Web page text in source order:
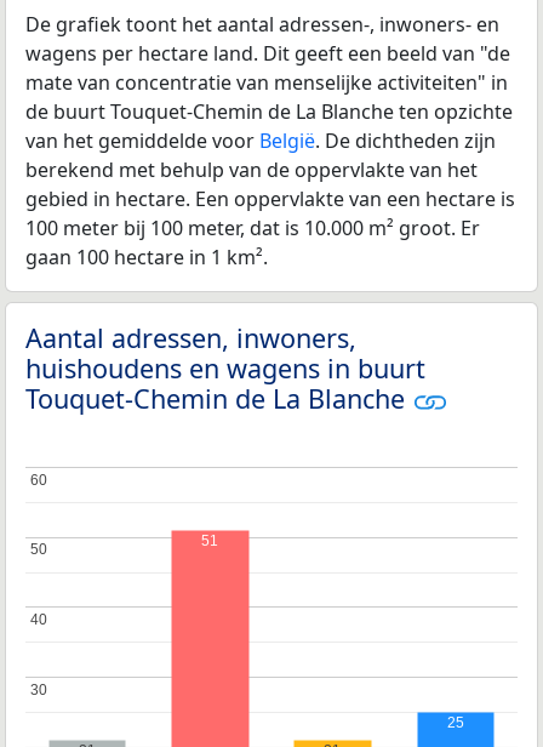
De grafiek toont het aantal adressen-, inwoners- en
wagens per hectare land. Dit geeft een beeld van "de
mate van concentratie van menselijke activiteiten" in
de buurt Touquet-Chemin de La Blanche ten opzichte
van het gemiddelde voor België. De dichtheden zijn
berekend met behulp van de oppervlakte van het
gebied in hectare. Een oppervlakte van een hectare is
100 meter bij 100 meter, dat is 10.000 m² groot. Er
gaan 100 hectare in 1 km².
Aantal adressen, inwoners,
huishoudens en wagens in buurt
Touquet-Chemin de La Blanche
30
30
40
40
50
50
60
60
51
25